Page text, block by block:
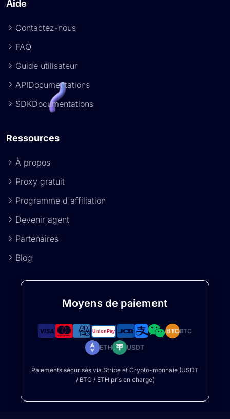
Aide
Contactez-nous
FAQ
Guide utilisateur
APIDocumentations
SDKDocumentations
Ressources
À propos
Proxy gratuit
Programme d'affiliation
Devenir agent
Partenaires
Blog
Moyens de paiement
BTCBTC
ETH USDT
Paiements sécurisés via Stripe et Crypto-monnaie (USDT
/ BTC / ETH pris en charge)